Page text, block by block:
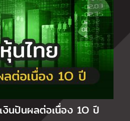
งินปันผลต่อเนื่อง 1O ปี